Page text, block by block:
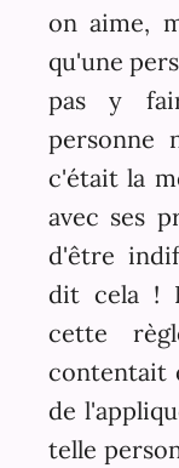
on aime,
qu'une
pas y
personne
c'était la
avec ses
d'être
dit cela !
cette
contentait
de
telle